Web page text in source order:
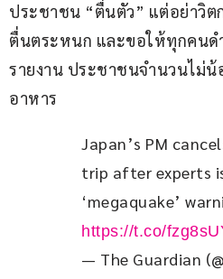
ประชาชน “ตื่นตัว” แต่อย่าวิต
ตื่นตระหนก และขอให้ทุกคนด
รายงาน ประชาชนจำนวนไม่
อาหาร
Japan’s PM
trip after experts
‘megaquake’
https://t.co/
— The Guardian